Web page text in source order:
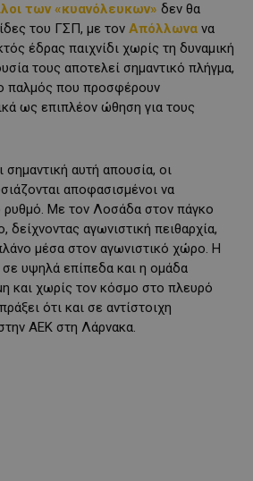
των «κυανόλευκων» δεν θα
του ΓΣΠ, με τον Απόλλωνα να
έδρας παιχνίδι χωρίς τη δυναμική
τους αποτελεί σημαντικό πλήγμα,
παλμός που προσφέρουν
ως επιπλέον ώθηση για τους
αυτή απουσία, οι
αποφασισμένοι να
ρυθμό. Με τον Λοσάδα στον πάγκο
δείχνοντας αγωνιστική πειθαρχία,
μέσα στον αγωνιστικό χώρο. Η
σε υψηλά επίπεδα και η ομάδα
και χωρίς τον κόσμο στο πλευρό
ότι και σε αντίστοιχη
ΑΕΚ στη Λάρνακα.